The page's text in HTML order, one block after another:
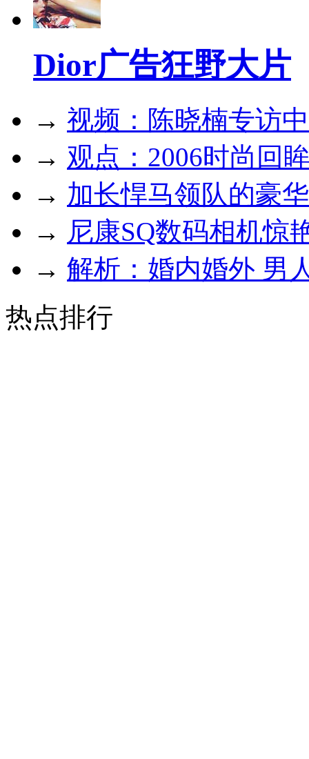
Dior广告狂野大片
→ 视频：陈晓楠专访
→ 观点：2006时尚回
→ 加长悍马领队的豪
→ 尼康SQ数码相机惊
→ 解析：婚内婚外 男
热点排行